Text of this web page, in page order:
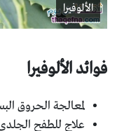
الألوفيرا
فوائد الألوفيرا
لمعالجة الحروق
علاج للطفح